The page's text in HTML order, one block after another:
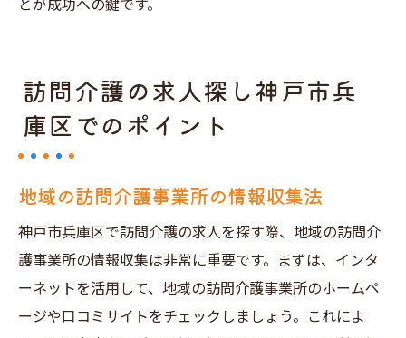
とが成功への鍵です。
訪問介護の求人探し神戸市兵
庫区でのポイント
地域の訪問介護事業所の情報収集法
神戸市兵庫区で訪問介護の求人を探す際、地域の訪問介
護事業所の情報収集は非常に重要です。まずは、インタ
ーネットを活用して、地域の訪問介護事業所のホームペ
ージや口コミサイトをチェックしましょう。これによ